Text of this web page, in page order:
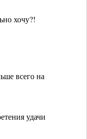
хочу?!
всего на
удачи